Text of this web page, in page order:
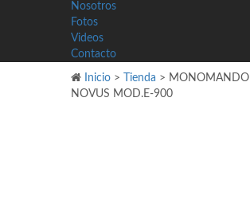
Nosotros
Fotos
Videos
Contacto
Inicio > Tienda > MONOMANDO
NOVUS MOD.E-900